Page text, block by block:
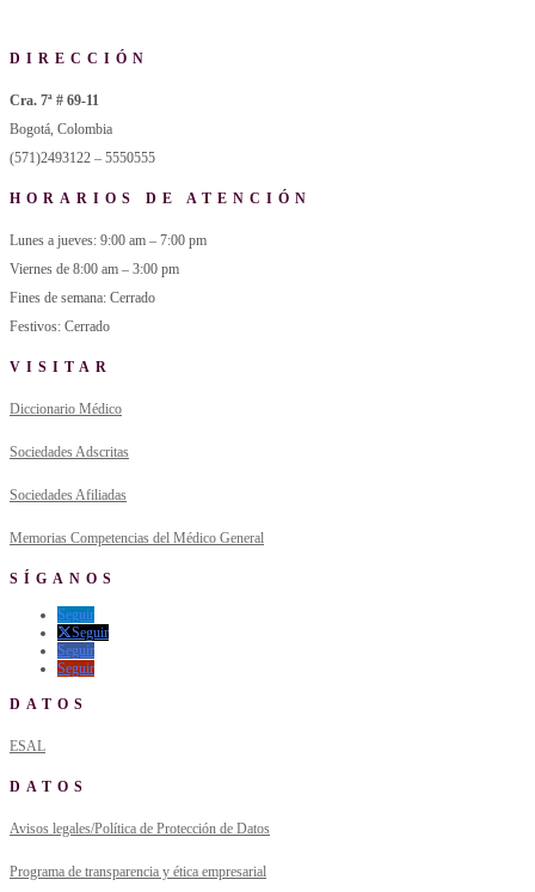
DIRECCIÓN
Cra. 7ª # 69-11
Bogotá, Colombia
(571)2493122 – 5550555
HORARIOS DE ATENCIÓN
Lunes a jueves: 9:00 am – 7:00 pm
Viernes de 8:00 am – 3:00 pm
Fines de semana: Cerrado
Festivos: Cerrado
VISITAR
Diccionario Médico
Sociedades Adscritas
Sociedades Afiliadas
Memorias Competencias del Médico General
SÍGANOS
Seguir
Seguir
Seguir
Seguir
DATOS
ESAL
DATOS
Avisos legales/Política de Protección de Datos
Programa de transparencia y ética empresarial